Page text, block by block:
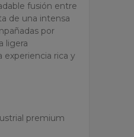
fusión entre
de una intensa
por
ligera
experiencia rica y
premium